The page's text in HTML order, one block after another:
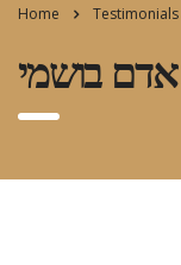
Home Testimonials
אדם בושמי